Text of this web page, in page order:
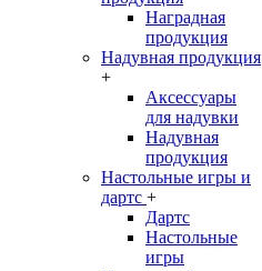
Наградная
продукция
Надувная продукция
+
Аксессуары
для надувки
Надувная
продукция
Настольные игры и
дартс +
Дартс
Настольные
игры